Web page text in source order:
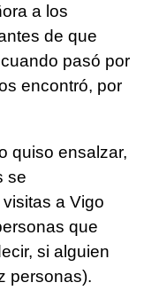
a los
de que
pasó por
encontró, por
quiso ensalzar,
se
a Vigo
que
si alguien
personas).